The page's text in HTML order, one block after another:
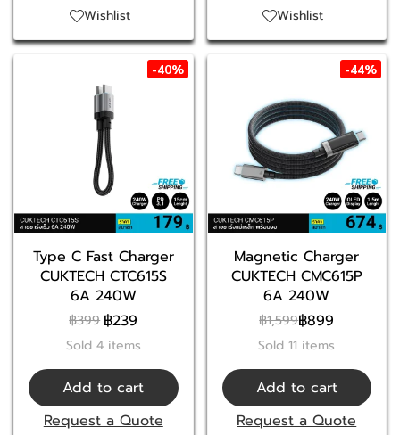
Wishlist Wishlist
-40%
Type C Fast Charger
CUKTECH CTC615S
6A 240W
฿399 ฿239
Sold 4 items
Add to cart
Request a Quote
-44%
Magnetic Charger
CUKTECH CMC615P
6A 240W
฿1,599฿899
Sold 11 items
Add to cart
Request a Quote